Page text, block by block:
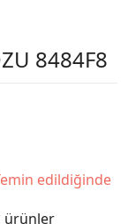
8484F8
edildiğinde
ürünler